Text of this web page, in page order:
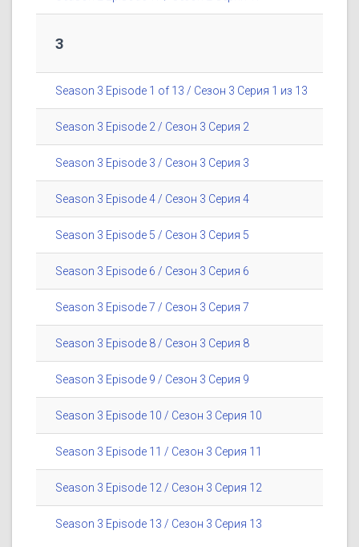
3
Season 3 Episode 1 of 13 / Сезон 3 Серия 1 из 13
Season 3 Episode 2 / Сезон 3 Серия 2
Season 3 Episode 3 / Сезон 3 Серия 3
Season 3 Episode 4 / Сезон 3 Серия 4
Season 3 Episode 5 / Сезон 3 Серия 5
Season 3 Episode 6 / Сезон 3 Серия 6
Season 3 Episode 7 / Сезон 3 Серия 7
Season 3 Episode 8 / Сезон 3 Серия 8
Season 3 Episode 9 / Сезон 3 Серия 9
Season 3 Episode 10 / Сезон 3 Серия 10
Season 3 Episode 11 / Сезон 3 Серия 11
Season 3 Episode 12 / Сезон 3 Серия 12
Season 3 Episode 13 / Сезон 3 Серия 13